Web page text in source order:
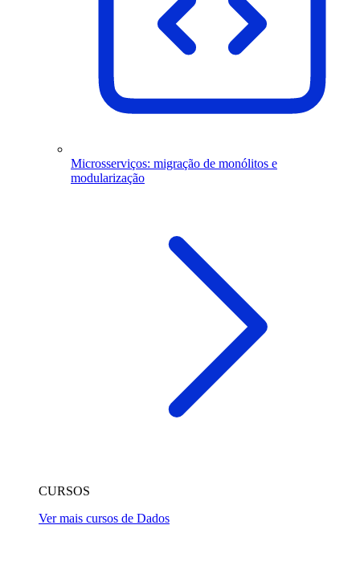
Microsserviços: migração de monólitos e
modularização
CURSOS
Ver mais cursos de Dados